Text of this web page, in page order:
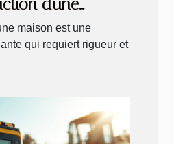
maison est une
qui requiert rigueur et